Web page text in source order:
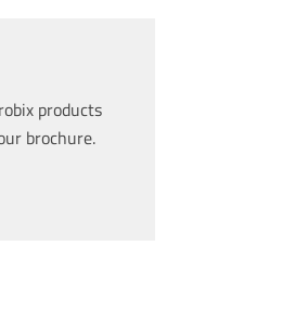
products
brochure.